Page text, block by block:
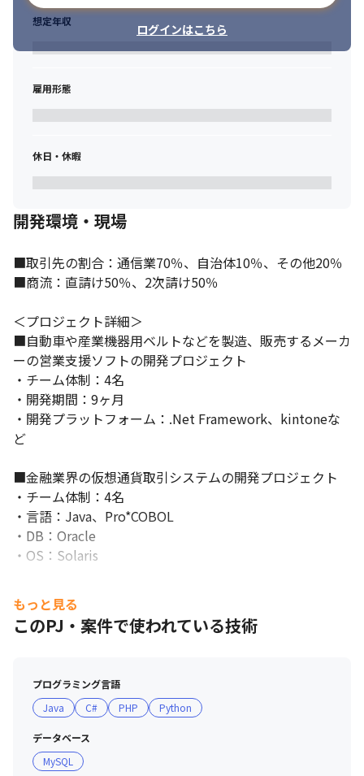
・30歳 年収1000万円 → 1440万円／月給80万円+賞与480万円
にUP！
（SE経験4年、コンサル経験3年、前職から約440万円UP）
ログインはこちら
想定年収
雇用形態
休日・休暇
開発環境・現場
■取引先の割合：通信業70％、自治体10％、その他20％
■商流：直請け50％、2次請け50％
＜プロジェクト詳細＞
■自動車や産業機器用ベルトなどを製造、販売するメーカ
ーの営業支援ソフトの開発プロジェクト
・チーム体制：4名
・開発期間：9ヶ月
・開発プラットフォーム：.Net Framework、kintoneな
ど
■金融業界の仮想通貨取引システムの開発プロジェクト
・チーム体制：4名
・言語：Java、Pro*COBOL
・DB：Oracle
・OS：Solaris
【業務の任せ方について】
業務をお任せする際には、責任・義務・権限を正三角形の
バランスでお渡しするよう意識しています。
あなたらしいやり方で経験を積んでいってください。
もっと見る
このPJ・案件で使われている技術
プログラミング言語
Java
C# PHP Python
データベース
MySQL